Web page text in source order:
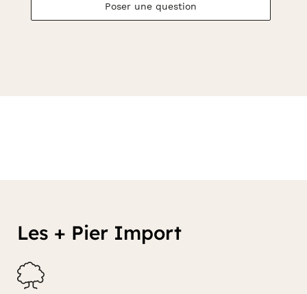
Poser une question
Les + Pier Import